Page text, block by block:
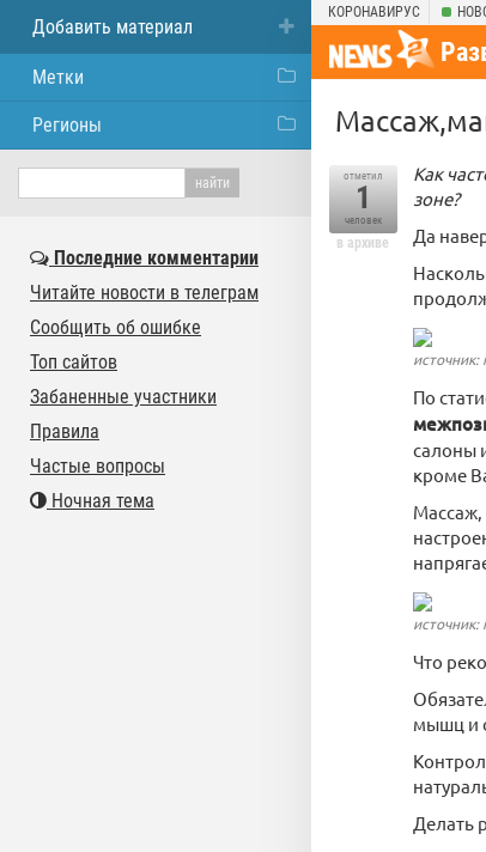
КОРОНАВИРУС
отметил
1
человек
в архиве
Как
зоне?
Да
источник:
По
салоны
кроме
Массаж,
источник:
Что
мышц и
Делать
Добавить материал
Метки
Регионы
Последние комментарии
Читайте новости в телеграм
Сообщить об ошибке
Топ сайтов
Забаненные участники
Правила
Частые вопросы
Ночная тема